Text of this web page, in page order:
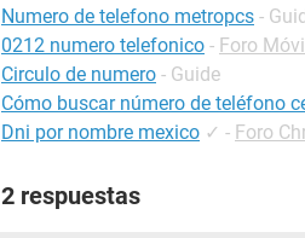
Numero de telefono metropcs -
0212 numero telefonico - Foro
Circulo de numero - Guide
Cómo buscar número de teléfono
Dni por nombre mexico ✓ - Foro
2 respuestas